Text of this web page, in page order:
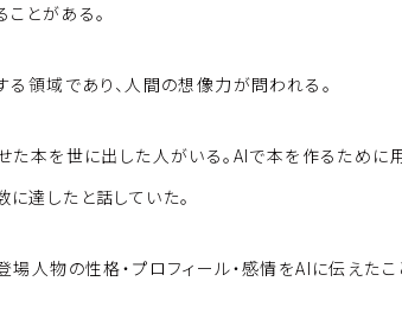
とがある。
領域であり、人間の想像力が問われる。
た本を世に出した人がいる。AIで本を作るために
達したと話していた。
場人物の性格・プロフィール・感情をAIに伝えたこ